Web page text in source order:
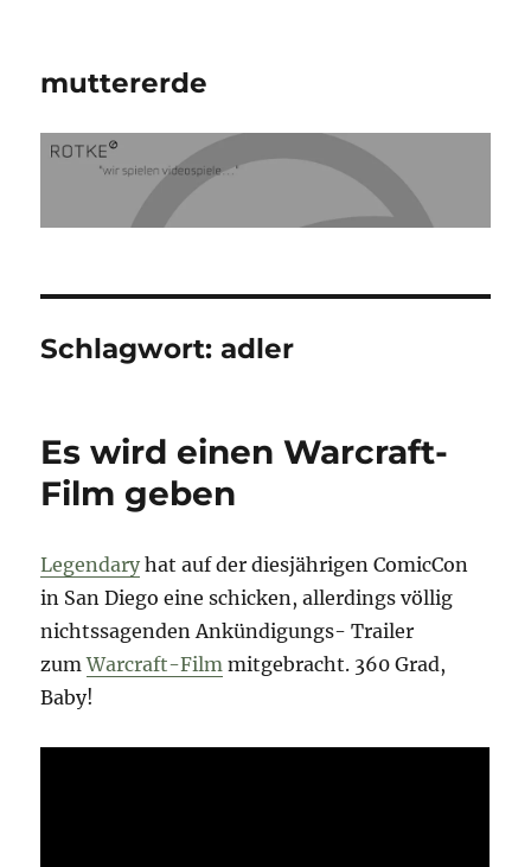
muttererde
Schlagwort:adler
Es wird einen Warcraft-
Film geben
Legendary hat auf der diesjährigen ComicCon
in San Diego eine schicken, allerdings völlig
nichtssagenden Ankündigungs- Trailer
zumWarcraft-Film mitgebracht. 360 Grad,
Baby!